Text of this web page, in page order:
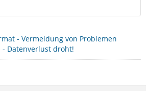
- Vermeidung von Problemen
Datenverlust droht!